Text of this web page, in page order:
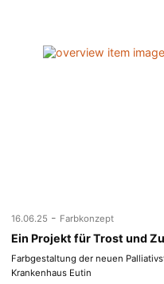
16.06.25 - Farbkonzept
Ein Projekt für Trost und
Farbgestaltung der neuen
Krankenhaus Eutin